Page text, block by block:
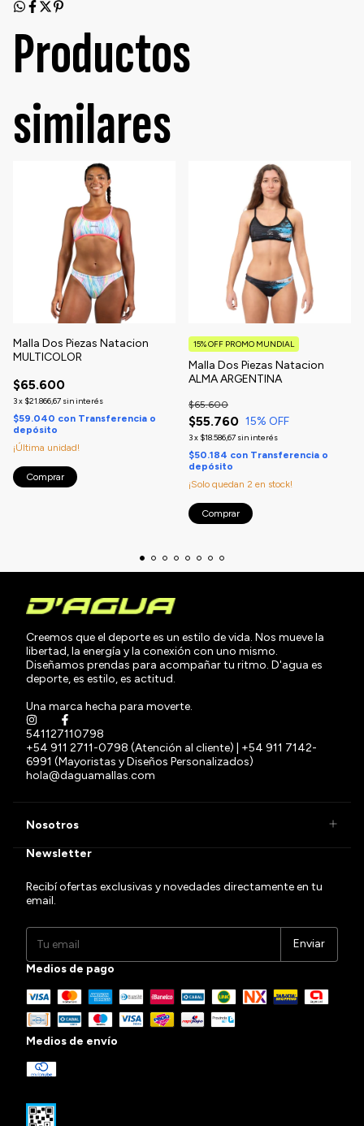
Productos
similares
Malla Dos Piezas Natacion
MULTICOLOR
$65.600
3x $21.866,67 sin interés
$59.040 con Transferencia o
depósito
¡Última unidad!
Comprar
Malla Dos Piezas Natacion
ALMA ARGENTINA
$55.760
$65.600
15% OFF
3x $18.586,67 sin interés
15% OFF PROMO MUNDIAL
$50.184 con Transferencia o
depósito
¡Solo quedan 2 en stock!
Comprar
Creemos que el deporte es un estilo de vida. Nos mueve la
libertad, la energía y la conexión con uno mismo.
Diseñamos prendas para acompañar tu ritmo. D'agua es
deporte, es estilo, es actitud.
Una marca hecha para moverte.
541127110798
+54 911 2711-0798 (Atención al cliente) | +54 911 7142-
6991 (Mayoristas y Diseños Personalizados)
hola@daguamallas.com
Nosotros
Newsletter
Recibí ofertas exclusivas y novedades directamente en tu
email.
Medios de pago
Medios de envío